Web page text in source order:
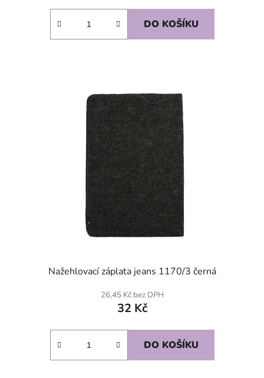
DO KOŠÍKU
Nažehlovací záplata jeans 1170/3 černá
26,45 Kč bez DPH
32 Kč
DO KOŠÍKU